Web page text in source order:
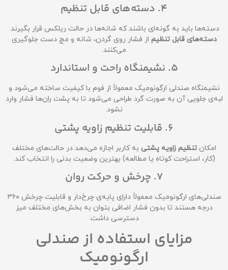
4. دسته‌های قابل تنظیم
دسته‌ها باید به گونه‌ای باشند که شانه‌ها در حالت ریلکس قرار بگیرند.
دسته‌های قابل تنظیم از فشار روی گردن، شانه و مچ دست جلوگیری
می‌کنند.
5. نشیمنگاه راحت و استاندارد
نشیمنگاه صندلی ارگونومیک معمولاً از فوم با کیفیت ساخته می‌شود و
لبه‌ی جلویی آن به صورت گرد طراحی می‌شود تا به پشت ران‌ها فشار وارد
نشود.
6. قابلیت تنظیم زاویه پشتی
امکانتنظیم زاویه پشتی به کاربر اجازه می‌دهد در حالت‌های مختلف
(کار، استراحت کوتاه یا مطالعه) بهترین وضعیت بدنی را انتخاب کند.
7. چرخش و حرکت روان
صندلی‌های ارگونومیک معمولاً دارای پایه‌ی چرخ‌دار و قابلیت چرخش ۳۶۰
درجه هستند تا بدون فشار اضافی بتوان به بخش‌های مختلف میز
دسترسی داشت.
مزایای استفاده از صندلی
ارگونومیک